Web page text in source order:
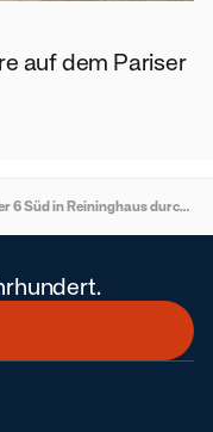
auf dem Pariser
Wohnungsübergabe im Quartier 6 Süd in Reininghaus durch ÖWG Wohnbau